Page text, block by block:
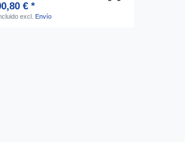
€ *
excl. Envío